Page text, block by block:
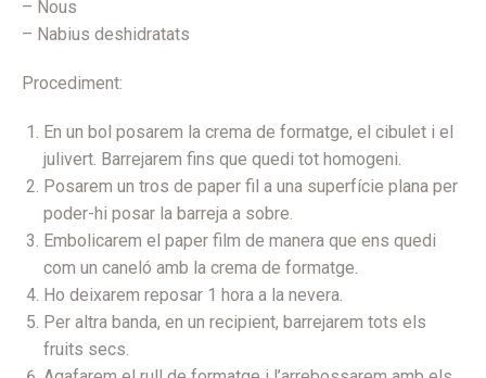
– Nous
– Nabius deshidratats
Procediment:
En un bol posarem la crema de formatge, el cibulet i el
julivert. Barrejarem fins que quedi tot homogeni.
Posarem un tros de paper fil a una superfície plana per
poder-hi posar la barreja a sobre.
Embolicarem el paper film de manera que ens quedi
com un caneló amb la crema de formatge.
Ho deixarem reposar 1 hora a la nevera.
Per altra banda, en un recipient, barrejarem tots els
fruits secs.